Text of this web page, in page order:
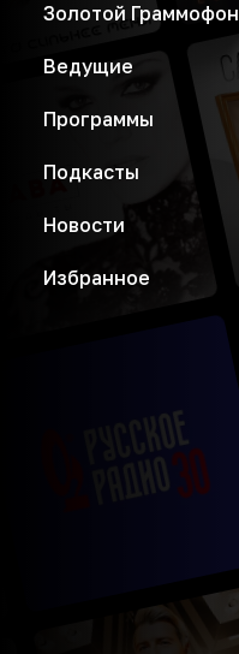
Золотой Граммофон
Ведущие
Программы
Подкасты
Новости
Избранное